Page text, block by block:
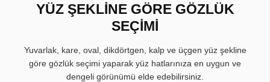
YÜZ ŞEKLİNE GÖRE GÖZLÜK
SEÇİMİ
Yuvarlak, kare, oval, dikdörtgen, kalp ve üçgen yüz şekline
göre gözlük seçimi yaparak yüz hatlarınıza en uygun ve
dengeli görünümü elde edebilirsiniz.